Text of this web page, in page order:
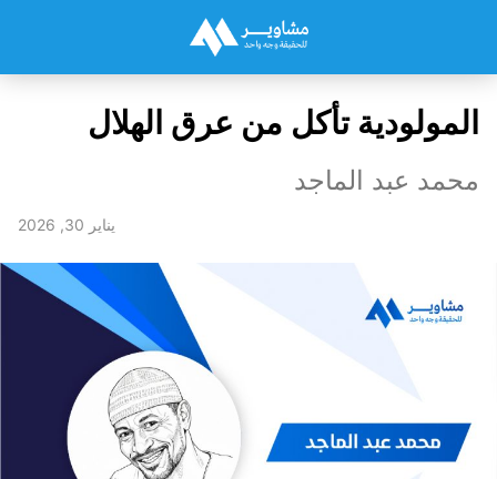
المولودية تأكل من عرق الهلال
محمد عبد الماجد
يناير 30, 2026